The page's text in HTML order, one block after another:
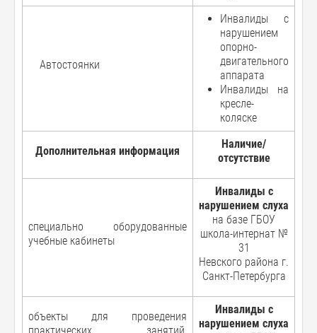
Автостоянки
Инвалиды с
нарушением
опорно-
двигательного
аппарата
Инвалиды на
кресле-
коляске
Дополнительная информация
Наличие/
отсутствие
специально оборудованные
учебные кабинеты
Инвалиды с
нарушением слуха
на базе ГБОУ
школа-интернат №
31
Невского района г.
Санкт-Петербурга
объекты для проведения
Инвалиды с
нарушением слуха